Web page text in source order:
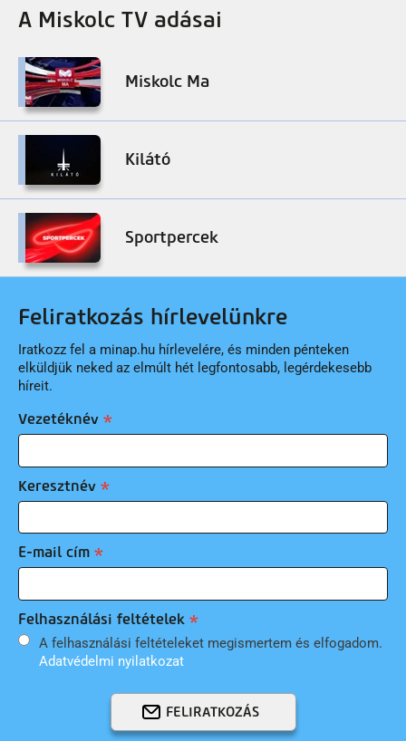
A Miskolc TV adásai
Miskolc Ma
Kilátó
Sportpercek
Feliratkozás hírlevelünkre
Iratkozz fel a minap.hu hírlevelére, és minden pénteken
elküldjük neked az elmúlt hét legfontosabb, legérdekesebb
híreit.
Vezetéknév
Keresztnév
E-mail cím
Felhasználási feltételek
A felhasználási feltételeket megismertem és elfogadom.
Adatvédelmi nyilatkozat
FELIRATKOZÁS